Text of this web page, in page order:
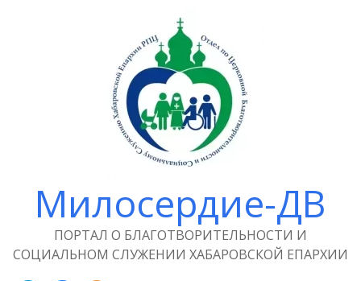
Милосердие-ДВ
ПОРТАЛ О БЛАГОТВОРИТЕЛЬНОСТИ И
СОЦИАЛЬНОМ СЛУЖЕНИИ ХАБАРОВСКОЙ ЕПАРХИИ